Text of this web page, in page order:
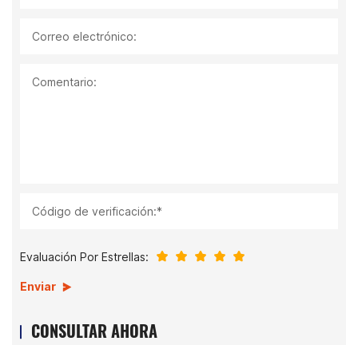
Correo electrónico:
Comentario:
Código de verificación:*
Evaluación Por Estrellas:
Enviar
CONSULTAR AHORA